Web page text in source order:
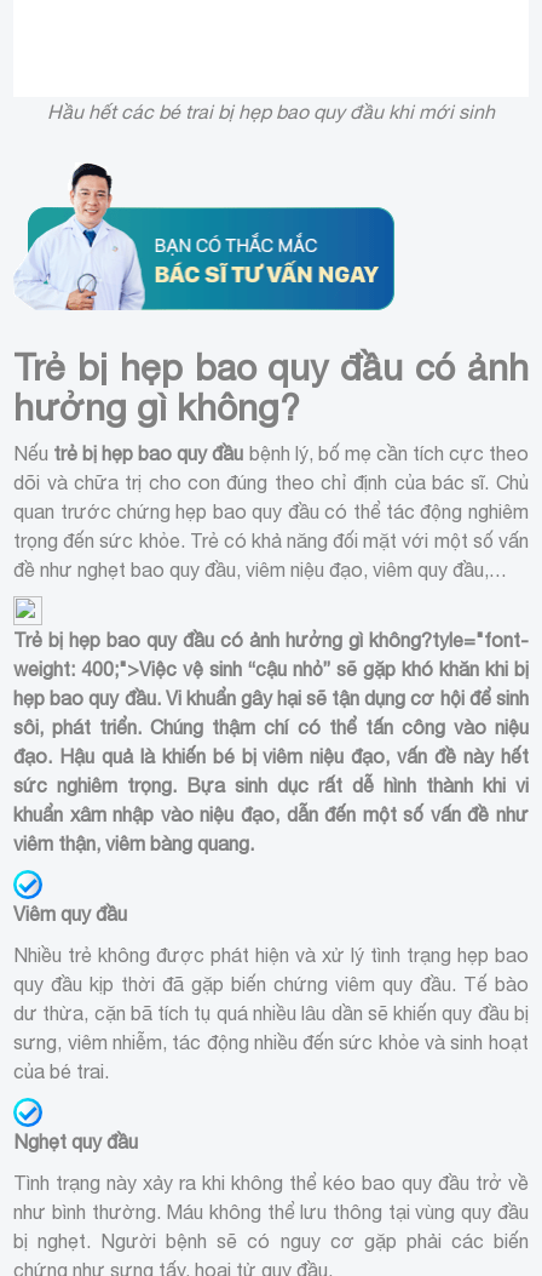
Hầu hết các bé trai bị hẹp bao quy đầu khi mới sinh
Trẻ bị hẹp bao quy đầu có ảnh
hưởng gì không?
Nếu trẻ bị hẹp bao quy đầu bệnh lý, bố mẹ cần tích cực theo
dõi và chữa trị cho con đúng theo chỉ định của bác sĩ. Chủ
quan trước chứng hẹp bao quy đầu có thể tác động nghiêm
trọng đến sức khỏe. Trẻ có khả năng đối mặt với một số vấn
đề như nghẹt bao quy đầu, viêm niệu đạo, viêm quy đầu,…
Trẻ bị hẹp bao quy đầu có ảnh hưởng gì không?tyle="font-
weight: 400;">Việc vệ sinh “cậu nhỏ” sẽ gặp khó khăn khi bị
hẹp bao quy đầu. Vi khuẩn gây hại sẽ tận dụng cơ hội để sinh
sôi, phát triển. Chúng thậm chí có thể tấn công vào niệu
đạo. Hậu quả là khiến bé bị viêm niệu đạo, vấn đề này hết
sức nghiêm trọng. Bựa sinh dục rất dễ hình thành khi vi
khuẩn xâm nhập vào niệu đạo, dẫn đến một số vấn đề như
viêm thận, viêm bàng quang.
Viêm quy đầu
Nhiều trẻ không được phát hiện và xử lý tình trạng hẹp bao
quy đầu kịp thời đã gặp biến chứng viêm quy đầu. Tế bào
dư thừa, cặn bã tích tụ quá nhiều lâu dần sẽ khiến quy đầu bị
sưng, viêm nhiễm, tác động nhiều đến sức khỏe và sinh hoạt
của bé trai.
Nghẹt quy đầu
Tình trạng này xảy ra khi không thể kéo bao quy đầu trở về
như bình thường. Máu không thể lưu thông tại vùng quy đầu
bị nghẹt. Người bệnh sẽ có nguy cơ gặp phải các biến
chứng như sưng tấy, hoại tử quy đầu.